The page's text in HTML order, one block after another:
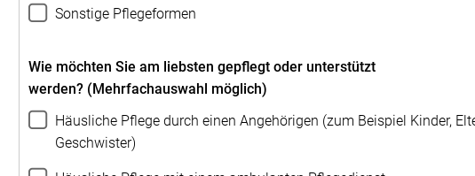
Sonstige Pflegeformen
Wie möchten Sie am liebsten gepflegt oder unterstützt
werden? (Mehrfachauswahl möglich)
Häusliche Pflege durch einen Angehörigen (zum Beispiel Kinder,
Geschwister)